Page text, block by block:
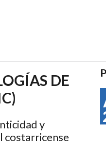
DE
y
costarricense